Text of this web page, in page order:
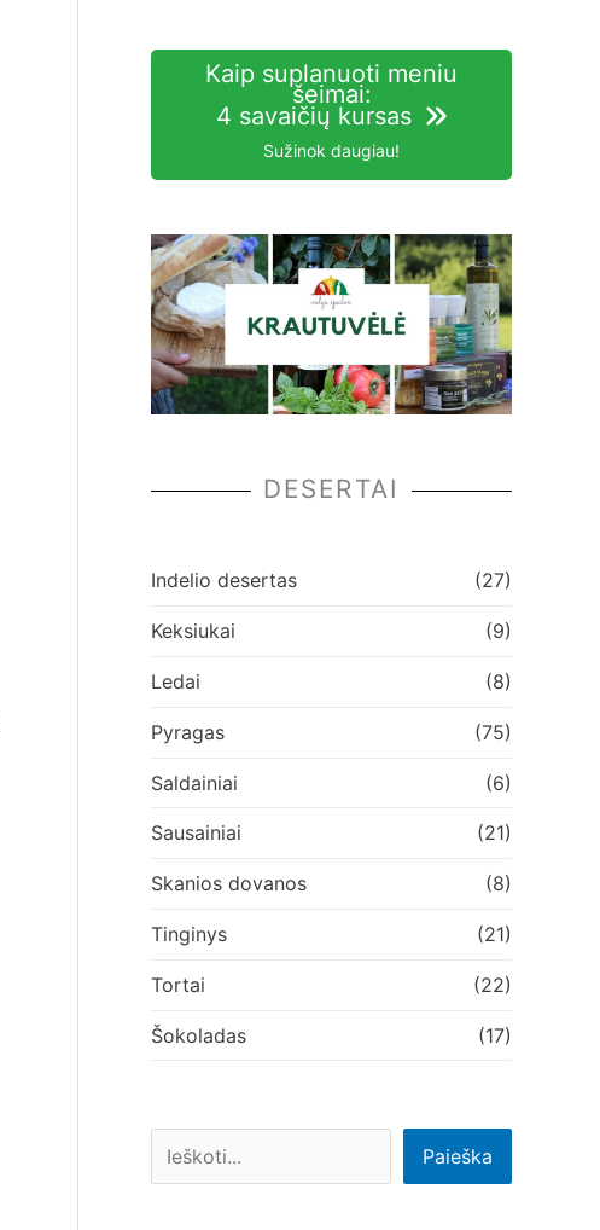
Kaip suplanuoti meniu
šeimai:
4 savaičių kursas
Sužinok daugiau!
DESERTAI
Indelio desertas (27)
Keksiukai (9)
Ledai (8)
Pyragas (75)
Saldainiai (6)
Sausainiai (21)
Skanios dovanos (8)
Tinginys (21)
Tortai (22)
Šokoladas (17)
Paieška